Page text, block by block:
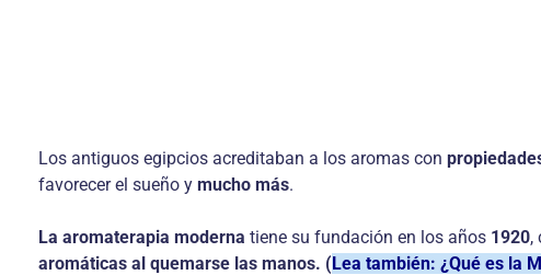
Los antiguos egipcios acreditaban a los aromas con
favorecer el sueño y mucho más.
La aromaterapia moderna tiene su fundación en los años 1920,
aromáticas al quemarse las manos. (Lea también: ¿Qué es la